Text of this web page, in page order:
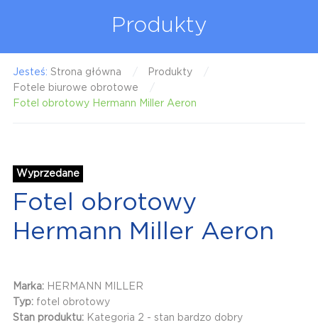
Produkty
Jesteś: Strona główna
Produkty
Fotele biurowe obrotowe
Fotel obrotowy Hermann Miller Aeron
Wyprzedane
Fotel obrotowy
Hermann Miller Aeron
Marka: HERMANN MILLER
Typ: fotel obrotowy
Stan produktu: Kategoria 2 - stan bardzo dobry